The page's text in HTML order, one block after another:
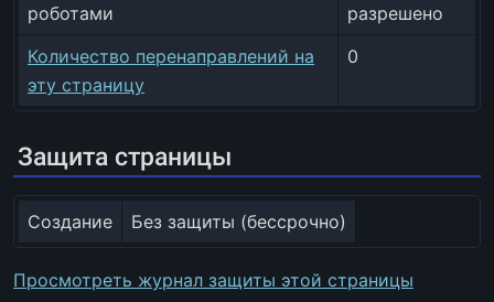
роботами
разрешено
Количество перенаправлений на
эту страницу
0
Защита страницы
Создание Без защиты (бессрочно)
Просмотреть журнал защиты этой страницы